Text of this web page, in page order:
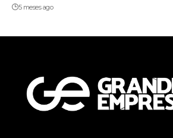
5 meses ago